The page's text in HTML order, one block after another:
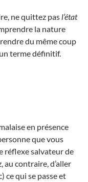
ne quittez pas l’état
la nature
du même coup
terme définitif.
en présence
que vous
réflexe salvateur de
au contraire, d’aller
ce qui se passe et